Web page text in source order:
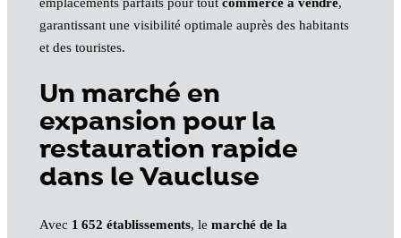
garantissant une visibilité optimale auprès des habitants
et des touristes.
Un marché en
expansion pour la
restauration rapide
dans le Vaucluse
Avec 1 652 établissements, le marché de la